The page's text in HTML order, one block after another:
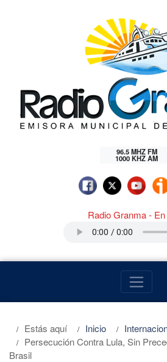
96.5 MHZ FM
1000 KHZ AM
Radio Granma -
Estás aquí Inicio
Persecución Contra Lula, Sin
Brasil